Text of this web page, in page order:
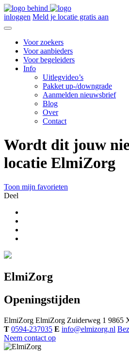
inloggen Meld je locatie gratis aan
Voor zoekers
Voor aanbieders
Voor begeleiders
Info
Uitlegvideo’s
Pakket up-/downgrade
Aanmelden nieuwsbrief
Blog
Over
Contact
Wordt dit jouw
locatie ElmiZorg
Toon mijn favorieten
Deel
ElmiZorg
Openingstijden
ElmiZorg ElmiZorg Zuiderweg 1 9865
T 0594-237035 E info@elmizorg.nl
Neem contact op